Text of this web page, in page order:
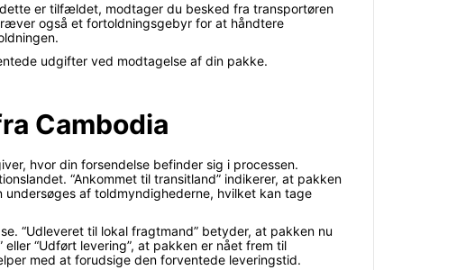
er tilfældet, modtager du besked fra transportøren
også et fortoldningsgebyr for at håndtere
udgifter ved modtagelse af din pakke.
Cambodia
hvor din forsendelse befinder sig i processen.
“Ankommet til transitland” indikerer, at pakken
af toldmyndighederne, hvilket kan tage
“Udleveret til lokal fragtmand” betyder, at pakken nu
“Udført levering”, at pakken er nået frem til
med at forudsige den forventede leveringstid.